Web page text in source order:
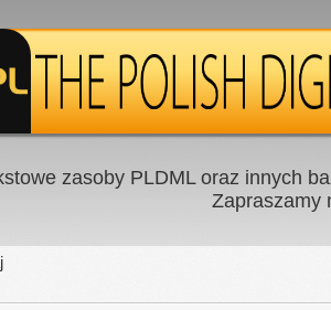
zasoby PLDML oraz innych
Zapraszamy